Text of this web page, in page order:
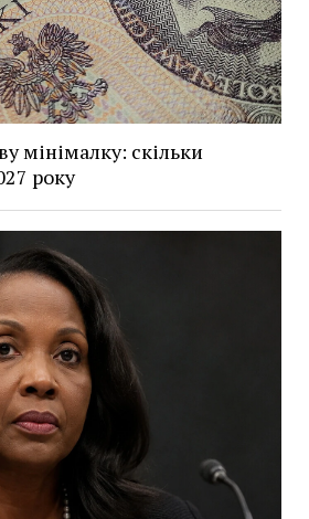
мінімалку: скільки
року